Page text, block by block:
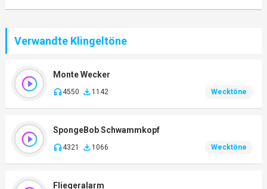
Verwandte Klingeltöne
Monte Wecker
4550 1142 Wecktöne
SpongeBob Schwammkopf
4321 1066 Wecktöne
Fliegeralarm